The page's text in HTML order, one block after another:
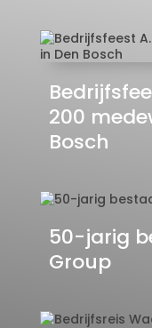
200
Bosch
50-jarig
Group